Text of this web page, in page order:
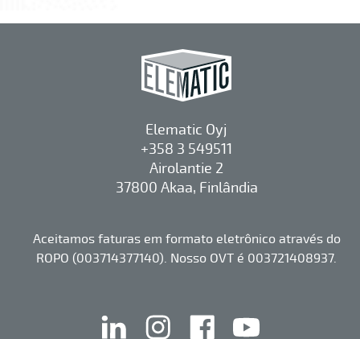
Elematic Oyj
+358 3 549511
Airolantie 2
37800 Akaa, Finlândia
Aceitamos faturas em formato eletrônico através do
ROPO (003714377140). Nosso OVT é 003721408937.
linkedin instagramfacebook